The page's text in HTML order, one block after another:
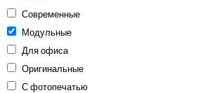
Современные
Модульные
Для офиса
Оригинальные
С фотопечатью